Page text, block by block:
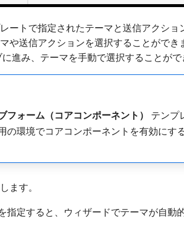
ートで指定されたテーマと送信アクショ
や送信アクションを選択することがで
進み、テーマを手動で選択することがで
フォーム（コアコンポーネント） テンプ
の環境でコアコンポーネントを有効にする
ます。
指定すると、ウィザードでテーマが自